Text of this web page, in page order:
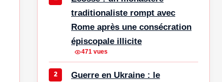
traditionaliste rompt avec
Rome après une consécration
épiscopale illicite
471 vues
Guerre en Ukraine : le